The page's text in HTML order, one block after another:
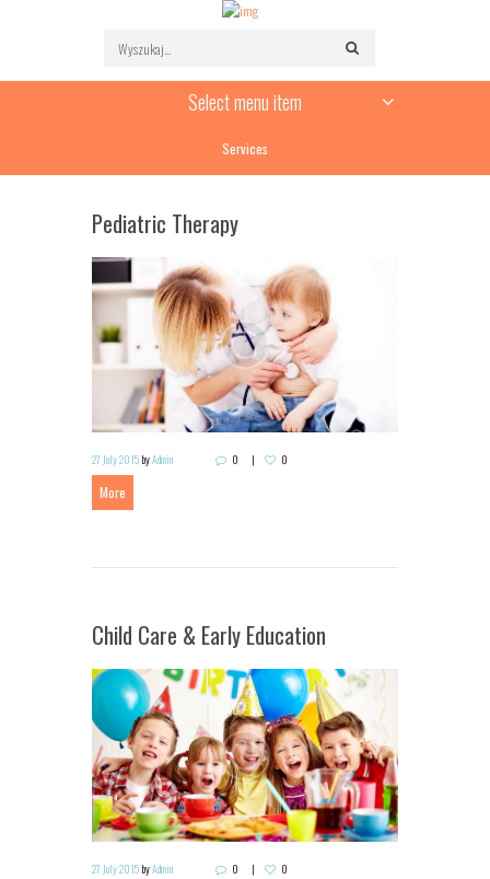
Select menu item
Services
Pediatric Therapy
27 July 2015 byAdmin 0 0
More
Child Care & Early Education
27 July 2015 byAdmin 0 0